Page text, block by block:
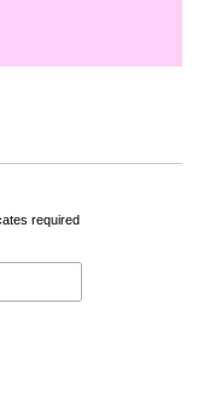
required